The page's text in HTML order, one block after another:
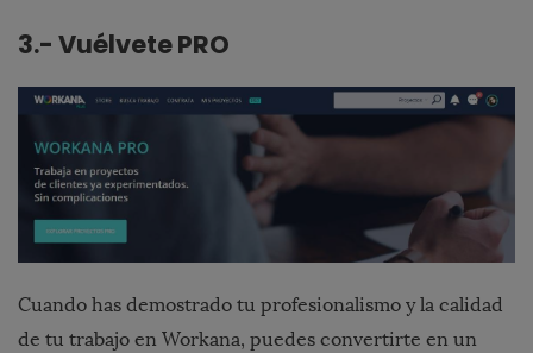
3.- Vuélvete PRO
Cuando has demostrado tu profesionalismo y la calidad
de tu trabajo en Workana, puedes convertirte en un